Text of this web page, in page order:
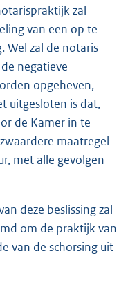
zal
van een op te
Wel zal de notaris
negatieve
opgeheven,
uitgesloten is dat,
de Kamer in te
maatregel
met alle gevolgen
deze beslissing zal
om de praktijk van
van de schorsing uit